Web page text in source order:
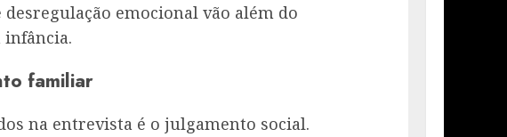
emocional vão além do
familiar
na entrevista é o julgamento social.